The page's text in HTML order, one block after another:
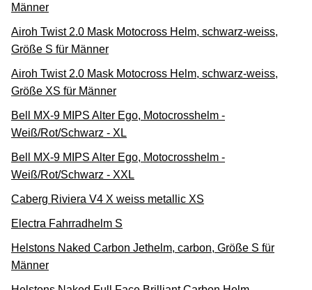
Männer
Airoh Twist 2.0 Mask Motocross Helm, schwarz-weiss,
Größe S für Männer
Airoh Twist 2.0 Mask Motocross Helm, schwarz-weiss,
Größe XS für Männer
Bell MX-9 MIPS Alter Ego, Motocrosshelm -
Weiß/Rot/Schwarz - XL
Bell MX-9 MIPS Alter Ego, Motocrosshelm -
Weiß/Rot/Schwarz - XXL
Caberg Riviera V4 X weiss metallic XS
Electra Fahrradhelm S
Helstons Naked Carbon Jethelm, carbon, Größe S für
Männer